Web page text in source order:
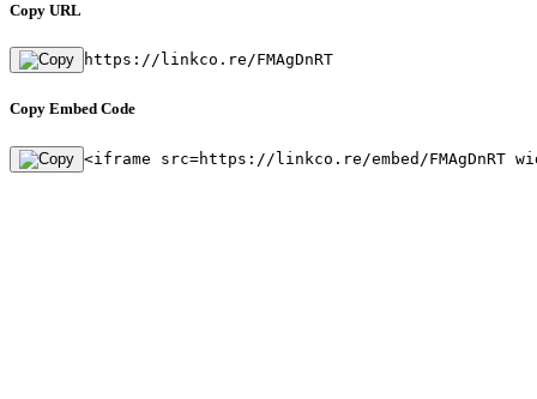
Copy URL
https://linkco.re/FMAgDnRT
Copy Embed Code
<iframe src=https://linkco.re/embed/FMAgDnRT